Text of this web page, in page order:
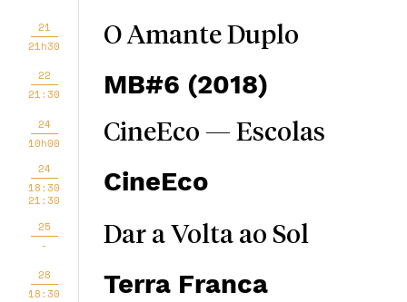
21
21h30
O Amante Duplo
22
21:30
MB#6 (2018)
24
10h00
CineEco — Escolas
24
18:30
21:30
CineEco
25
-
Dar a Volta ao Sol
28
18:30
Terra Franca